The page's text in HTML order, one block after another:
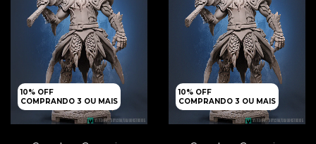
10% OFF
COMPRANDO 3 OU MAIS
10% OFF
COMPRANDO 3 OU MAIS